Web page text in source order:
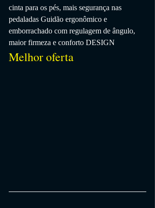
cinta para os pés, mais segurança nas
pedaladas Guidão ergonômico e
emborrachado com regulagem de ângulo,
maior firmeza e conforto DESIGN
Melhor oferta